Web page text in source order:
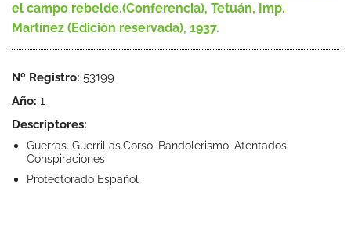
el campo rebelde.(Conferencia), Tetuán, Imp.
Martínez (Edición reservada), 1937.
Nº Registro: 53199
Año: 1
Descriptores:
Guerras. Guerrillas.Corso. Bandolerismo. Atentados.
Conspiraciones
Protectorado Español